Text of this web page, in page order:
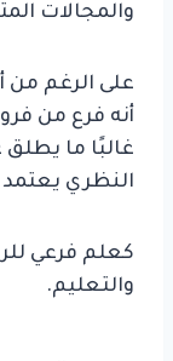
والمجالات
على الرغم من
أنه فرع من
غالبًا ما يطلق
النظري يعتمد
كعلم فرعي
والتعليم.